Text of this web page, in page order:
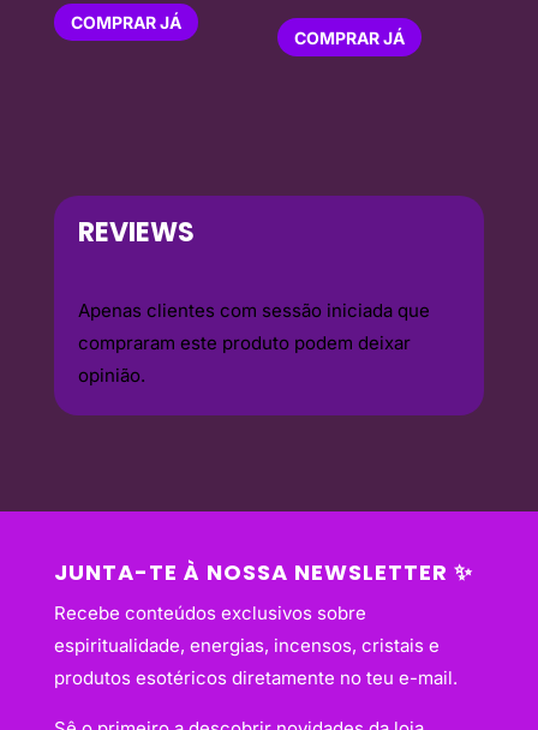
COMPRAR JÁ
COMPRAR JÁ
REVIEWS
Apenas clientes com sessão iniciada que
compraram este produto podem deixar
opinião.
JUNTA-TE À NOSSA NEWSLETTER ✨
Recebe conteúdos exclusivos sobre
espiritualidade, energias, incensos, cristais e
produtos esotéricos diretamente no teu e-mail.